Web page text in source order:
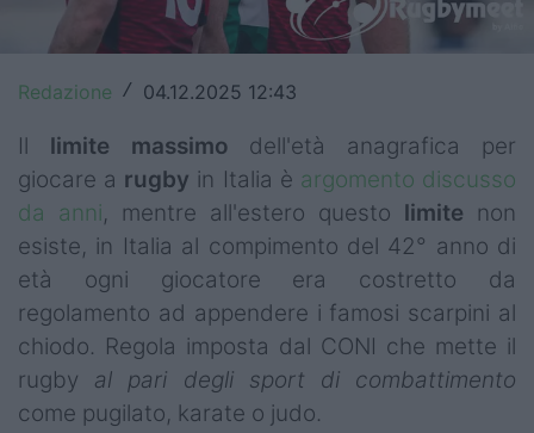
Champions Cup
Challenge Cup
World Rugby
Rugby World Cup
Super Rugby
Rugby in TV
Mercato
Serie A Elite
Redazione / 04.12.2025 12:43
Il limite massimo dell'età anagrafica per
giocare a rugby in Italia è argomento discusso
da anni, mentre all'estero questo limite non
esiste, in Italia al compimento del 42° anno di
età ogni giocatore era costretto da
regolamento ad appendere i famosi scarpini al
chiodo. Regola imposta dal CONI che mette il
rugby al pari degli sport di combattimento
come pugilato, karate o judo.